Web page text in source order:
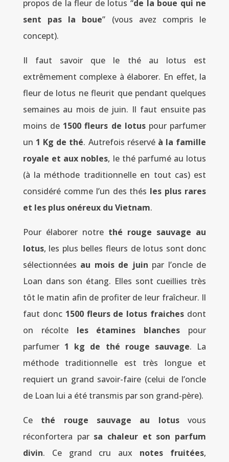
propos de la fleur de lotus “de la boue qui ne
sent pas la boue” (vous avez compris le
concept).
Il faut savoir que le thé au lotus est
extrêmement complexe à élaborer. En effet, la
fleur de lotus ne fleurit que pendant quelques
semaines au mois de juin. Il faut ensuite pas
moins de 1500 fleurs de lotuspour parfumer
un 1 Kg de thé. Autrefois réservéà la famille
royale et aux nobles, le thé parfumé au lotus
(à la méthode traditionnelle en tout cas) est
considéré comme l’un des thés les plus rares
et les plus onéreux du Vietnam.
Pour élaborer notre thé rouge sauvage au
lotus, les plus belles fleurs de lotus sont donc
sélectionnées au mois de juin par l’oncle de
Loan dans son étang. Elles sont cueillies très
tôt le matin afin de profiter de leur fraîcheur. Il
faut donc1500 fleurs de lotus fraiches dont
on récolteles étamines blanches pour
parfumer 1 kg de thé rouge sauvage. La
méthode traditionnelle est très longue et
requiert un grand savoir-faire (celui de l’oncle
de Loan lui a été transmis par son grand-père).
Cethé rouge sauvage au lotusvous
réconfortera parsa chaleur et son parfum
divin. Ce grand cru aux notes fruitées,